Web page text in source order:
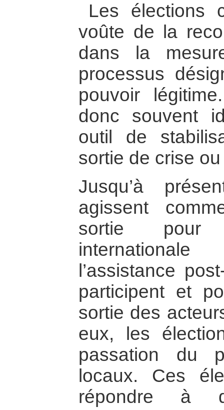
Les élections
voûte de la
dans la
processus
pouvoir
donc souvent
outil de
sortie de crise
Jusqu’à
agissent
sortie pour
l’assistance
participent et
sortie des
eux, les
passation du
locaux. Ces
répondre à